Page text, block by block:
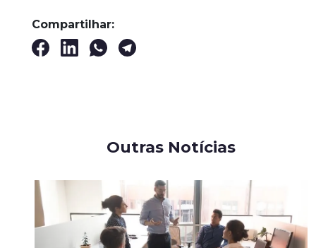
Compartilhar:
Outras Notícias